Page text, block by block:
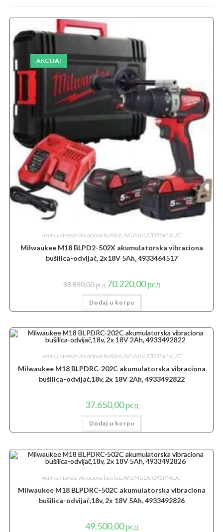
AKCIJA!
Akumulatorske vibracione bušilice AKUMULATORSKI ALAT
Milwaukee M18 BLPD2-502X akumulatorska vibraciona
bušilica-odvijač, 2x18V 5Ah, 4933464517
83.850,00рсд Originalna
cena
je
bila:
83.850,00 рсд.
70.220,00рсдTrenutna
cena
Dodaj u korpu
Akumulatorske vibracione bušilice,AKUMULATORSKI ALAT
Milwaukee M18 BLPDRC-202C akumulatorska vibraciona
bušilica-odvijač,18v, 2x 18V 2Ah, 4933492822
37.650,00рсд
Dodaj u korpu
Akumulatorske vibracione bušilice AKUMULATORSKI ALAT
Milwaukee M18 BLPDRC-502C akumulatorska vibraciona
bušilica-odvijač,18v, 2x 18V 5Ah, 4933492826
49.500,00рсд